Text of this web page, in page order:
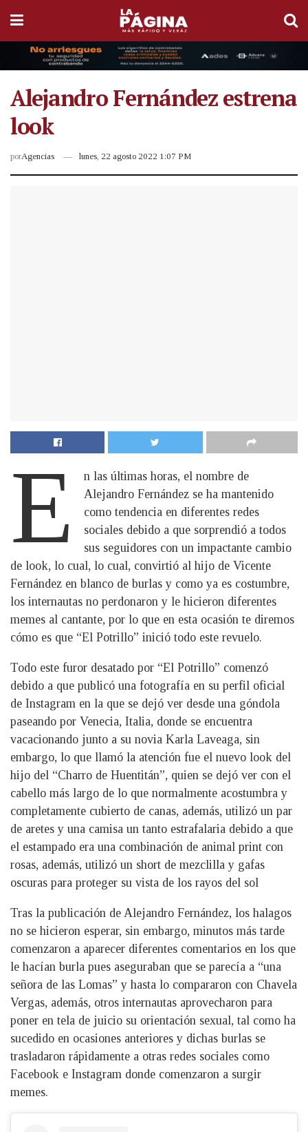
Alejandro Fernández estrena
look
porAgencias lunes, 22 agosto 2022 1:07 PM
E
n las últimas horas, el nombre de
Alejandro Fernández se ha mantenido
como tendencia en diferentes redes
sociales debido a que sorprendió a todos
sus seguidores con un impactante cambio
de look, lo cual, lo cual, convirtió al hijo de Vicente
Fernández en blanco de burlas y como ya es costumbre,
los internautas no perdonaron y le hicieron diferentes
memes al cantante, por lo que en esta ocasión te diremos
cómo es que “El Potrillo” inició todo este revuelo.
Todo este furor desatado por “El Potrillo” comenzó
debido a que publicó una fotografía en su perfil oficial
de Instagram en la que se dejó ver desde una góndola
paseando por Venecia, Italia, donde se encuentra
vacacionando junto a su novia Karla Laveaga, sin
embargo, lo que llamó la atención fue el nuevo look del
hijo del “Charro de Huentitán”, quien se dejó ver con el
cabello más largo de lo que normalmente acostumbra y
completamente cubierto de canas, además, utilizó un par
de aretes y una camisa un tanto estrafalaria debido a que
el estampado era una combinación de animal print con
rosas, además, utilizó un short de mezclilla y gafas
oscuras para proteger su vista de los rayos del sol
Tras la publicación de Alejandro Fernández, los halagos
no se hicieron esperar, sin embargo, minutos más tarde
comenzaron a aparecer diferentes comentarios en los que
le hacían burla pues aseguraban que se parecía a “una
señora de las Lomas” y hasta lo compararon con Chavela
Vergas, además, otros internautas aprovecharon para
poner en tela de juicio su orientación sexual, tal como ha
sucedido en ocasiones anteriores y dichas burlas se
trasladaron rápidamente a otras redes sociales como
Facebook e Instagram donde comenzaron a surgir
memes.